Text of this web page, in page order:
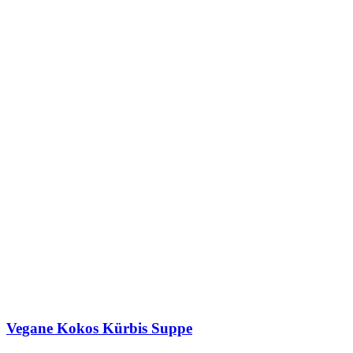
Vegane Kokos Kürbis Suppe